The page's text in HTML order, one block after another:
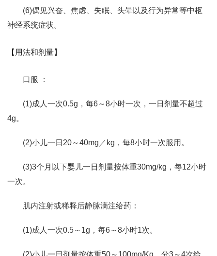
(6)偶见兴奋、焦虑、失眠、头晕以及行为异常等中枢
神经系统症状。
【用法和剂量】
口服 ：
(1)成人一次0.5g，每6～8小时一次，一日剂量不超过
4g。
(2)小儿一日20～40mg／kg，每8小时一次服用。
(3)3个月以下婴儿一日剂量按体重30mg/kg，每12小时
一次。
肌内注射或稀释后静脉滴注给药：
(1)成人一次0.5～1g，每6～8小时1次。
(2)小儿一日剂量按体重50～100mg/Kg，分3～4次给